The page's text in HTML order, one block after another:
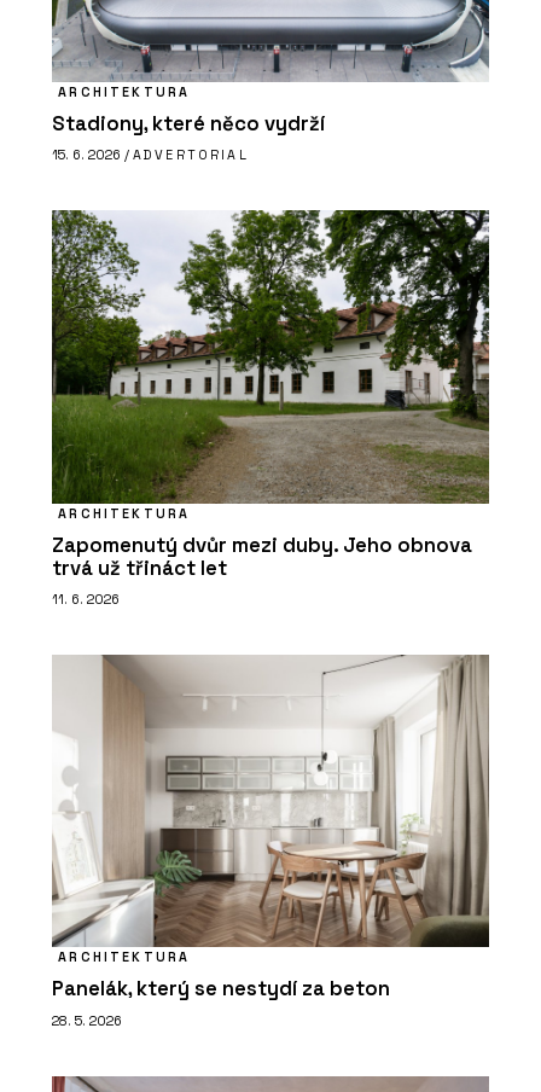
ARCHITEKTURA
Stadiony, které něco vydrží
15. 6. 2026 / ADVERTORIAL
ARCHITEKTURA
Zapomenutý dvůr mezi duby. Jeho obnova
trvá už třináct let
11. 6. 2026
ARCHITEKTURA
Panelák, který se nestydí za beton
28. 5. 2026